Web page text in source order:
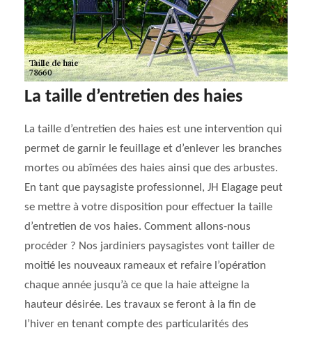
La taille d’entretien des haies
La taille d’entretien des haies est une intervention qui
permet de garnir le feuillage et d’enlever les branches
mortes ou abîmées des haies ainsi que des arbustes.
En tant que paysagiste professionnel, JH Elagage peut
se mettre à votre disposition pour effectuer la taille
d’entretien de vos haies. Comment allons-nous
procéder ? Nos jardiniers paysagistes vont tailler de
moitié les nouveaux rameaux et refaire l’opération
chaque année jusqu’à ce que la haie atteigne la
hauteur désirée. Les travaux se feront à la fin de
l’hiver en tenant compte des particularités des